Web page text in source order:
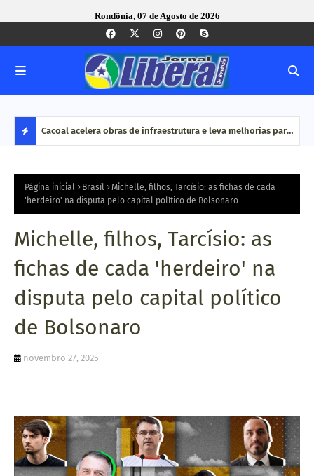
Rondônia, 07 de Agosto de 2026
S
T
Q
U
E
Cacoal acelera obras de infraestrutura e leva melhorias para
Página inicial Brasíl
Michelle, filhos, Tarcísio: as fichas de cada
'herdeiro' na disputa pelo capital político de Bolsonaro
Michelle, filhos, Tarcísio: as
fichas de cada 'herdeiro' na
disputa pelo capital político
de Bolsonaro
novembro 27, 2025